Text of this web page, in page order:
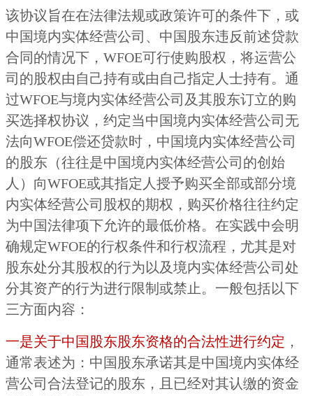
该协议旨在在法律法规或政策许可的条件下，或
中国境内实体经营公司、中国股东违反前述贷款
合同的情况下，WFOE可行使购股权，将运营公
司的股权由自己持有或由自己指定人士持有。通
过WFOE与境内实体经营公司及其股东订立的购
买选择权协议，约定当中国境内实体经营公司无
法向WFOE偿还贷款时，中国境内实体经营公司
的股东（往往是中国境内实体经营公司的创始
人）向WFOE或其指定人授予购买全部或部分境
内实体经营公司股权的期权，购买价格往往约定
为中国法律项下允许的最低价格。在实践中会明
确规定WFOE的行权条件和行权流程，尤其是对
股东处分其股权的行为以及境内实体经营公司处
分其资产的行为进行限制或禁止。一般包括以下
三方面内容：
一是关于中国股东股东资格的合法性进行约定 ，
通常表述为：中国股东承诺其是中国境内实体经
营公司合法登记的股东，且已经对其认缴的资金